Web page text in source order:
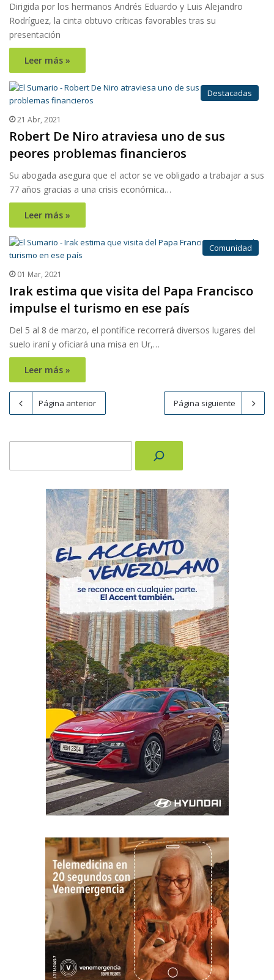
Dirigida por los hermanos Andrés Eduardo y Luis Alejandro
Rodríguez, la cinta obtuvo críticas favorables tras su
presentación
Leer más »
Destacadas
21 Abr, 2021
Robert De Niro atraviesa uno de sus
peores problemas financieros
Su abogada asegura que el actor se ve obligado a trabajar a sus
77 años gracias a una crisis económica…
Leer más »
Comunidad
01 Mar, 2021
Irak estima que visita del Papa Francisco
impulse el turismo en ese país
Del 5 al 8 de marzo, el pontífice recorrerá diversos lugares del
suelo iraní y oficiará una misa en Ur,…
Leer más »
Página anterior Página siguiente